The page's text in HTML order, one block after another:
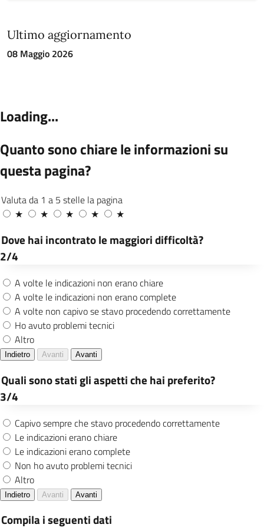
digitale dell’IBAN, ai fini del pagamento
del compenso per l’attività prestata
bancarie. Percentuale auspicata 70%
attraverso l'introduzione di modalità
differenziate di erogazione, che
prevedono la possibilità di accesso libero,
venerdì, affiancato alla gestione delle
pratiche su appuntamento, al fine di
garantire un supporto qualificato e una
maggiore accessibilità ai servizi online
certificazioni on line per tutti i comuni
italiani subentrati in ANPR attraverso
nuovo portale
Mantenimento del progetto “Cittadini si
nasce” grazie al quale i neogenitori
possono ottenere l’attribuzione del
Codice Fiscale al neonato direttamente
presso gli ospedali, con conseguente
possibilità di scegliere il pediatra
Stato Civile attraverso l’inserimento
digitale degli atti e l’individuazione di
soluzioni semplificative volte a garantire
l’attività di digitalizzazione delle pratiche
anagrafiche e della certificazione di stato
civile
Continuazione dell’analisi e progressiva
dismissione dell’archivio cartaceo
Ultimo aggiornamento
08 Maggio 2026